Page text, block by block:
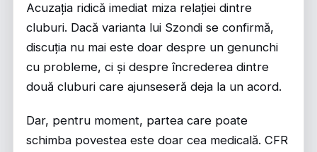
Acuzația ridică imediat miza relației dintre
cluburi. Dacă varianta lui Szondi se confirmă,
discuția nu mai este doar despre un genunchi
cu probleme, ci și despre încrederea dintre
două cluburi care ajunseseră deja la un acord.
Dar, pentru moment, partea care poate
schimba povestea este doar cea medicală. CFR